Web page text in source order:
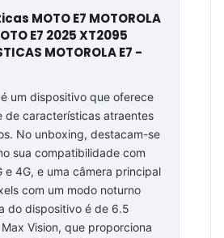
MOTO E7 MOTOROLA
E7 2025 XT2095
MOTOROLA E7 -
um dispositivo que oferece
de características atraentes
No unboxing, destacam-se
sua compatibilidade com
e 4G, e uma câmera principal
com um modo noturno
do dispositivo é de 6.5
Vision, que proporciona